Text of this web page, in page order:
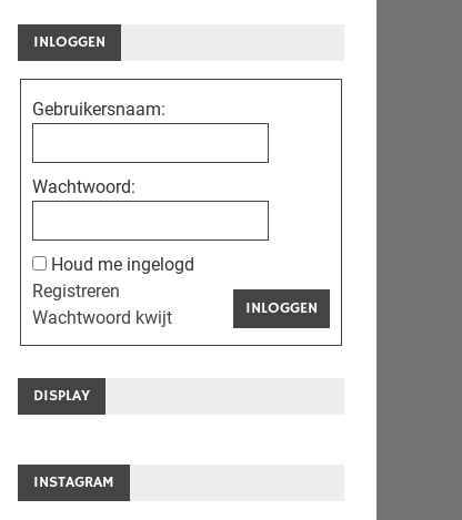
INLOGGEN
Gebruikersnaam:
Wachtwoord:
Houd me ingelogd
INLOGGEN
Registreren
Wachtwoord kwijt
DISPLAY
INSTAGRAM